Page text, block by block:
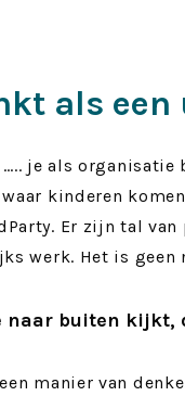
als een
….. je als organisatie
waar kinderen
Er zijn tal
werk. Het is geen
naar buiten kijkt,
manier van